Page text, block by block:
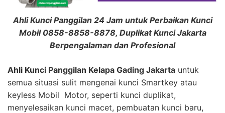
Ahli Kunci Panggilan 24 Jam untuk Perbaikan Kunci
Mobil 0858-8858-8878, Duplikat Kunci Jakarta
Berpengalaman dan Profesional
Ahli Kunci Panggilan Kelapa Gading Jakarta untuk
semua situasi sulit mengenai kunci Smartkey atau
keyless Mobil Motor, seperti kunci duplikat,
menyelesaikan kunci macet, pembuatan kunci baru,